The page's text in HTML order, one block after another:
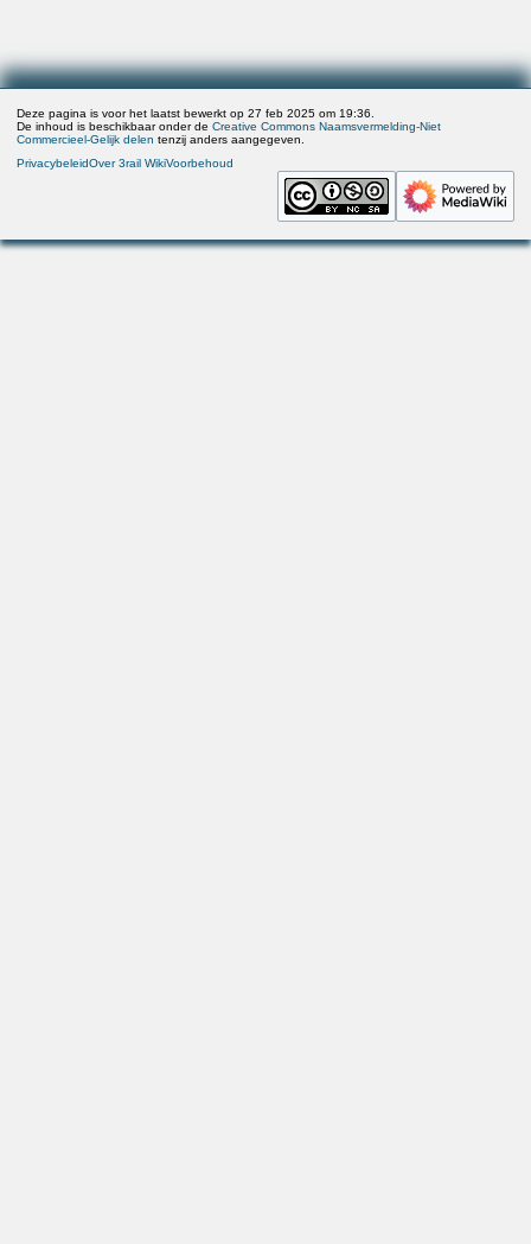
Deze pagina is voor het laatst bewerkt op 27 feb 2025 om 19:36.
De inhoud is beschikbaar onder deCreative Commons Naamsvermelding-Niet
Commercieel-Gelijk delen tenzij anders aangegeven.
PrivacybeleidOver 3rail WikiVoorbehoud